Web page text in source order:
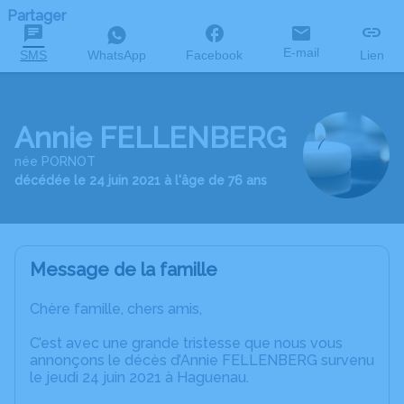
Partager
SMS WhatsApp Facebook E-mail Lien
Annie FELLENBERG
née PORNOT
décédée le 24 juin 2021 à l'âge de 76 ans
Message de la famille
Chère famille, chers amis,
C’est avec une grande tristesse que nous vous
annonçons le décès d’Annie FELLENBERG survenu
le jeudi 24 juin 2021 à Haguenau.